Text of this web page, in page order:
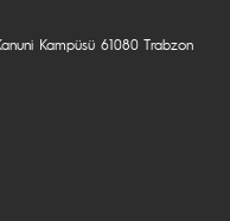
Kampüsü 61080 Trabzon